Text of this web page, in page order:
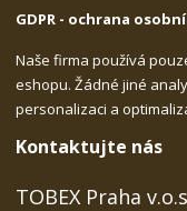
GDPR - ochrana
Naše firma používá
eshopu. Žádné jiné
personalizaci a
Kontaktujte nás
TOBEX Praha